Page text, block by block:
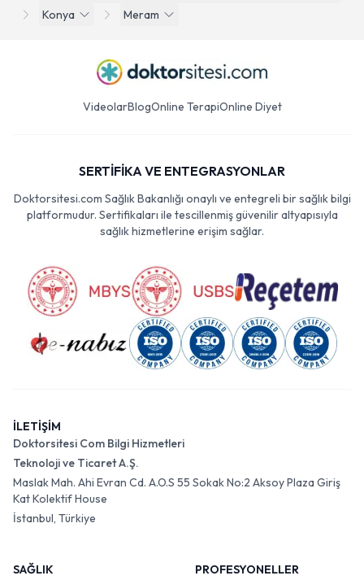
Konya
Meram
VideolarBlogOnline TerapiOnline Diyet
SERTİFİKA VE ENTEGRASYONLAR
Doktorsitesi.com Sağlık Bakanlığı onaylı ve entegreli bir sağlık bilgi
platformudur. Sertifikaları ile tescillenmiş güvenilir altyapısıyla
sağlık hizmetlerine erişim sağlar.
İLETİŞİM
Doktorsitesi Com Bilgi Hizmetleri
Teknoloji ve Ticaret A.Ş.
Maslak Mah. Ahi Evran Cd. A.O.S 55 Sokak No:2 Aksoy Plaza Giriş
Kat Kolektif House
İstanbul, Türkiye
SAĞLIK
PROFESYONELLER